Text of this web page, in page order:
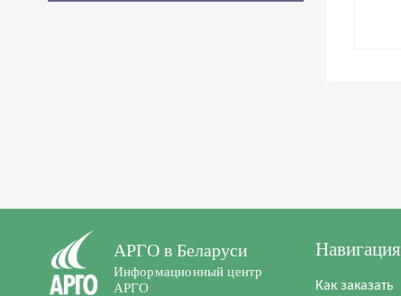
АРГО в Беларуси
Информационный центр
АРГО
Навигация
Как заказать